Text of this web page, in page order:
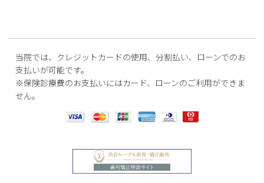
当院では、クレジットカードの使用、分割払い、ローンでのお
支払いが可能です。
※保険診療費のお支払いにはカード、ローンのご利用ができま
せん。